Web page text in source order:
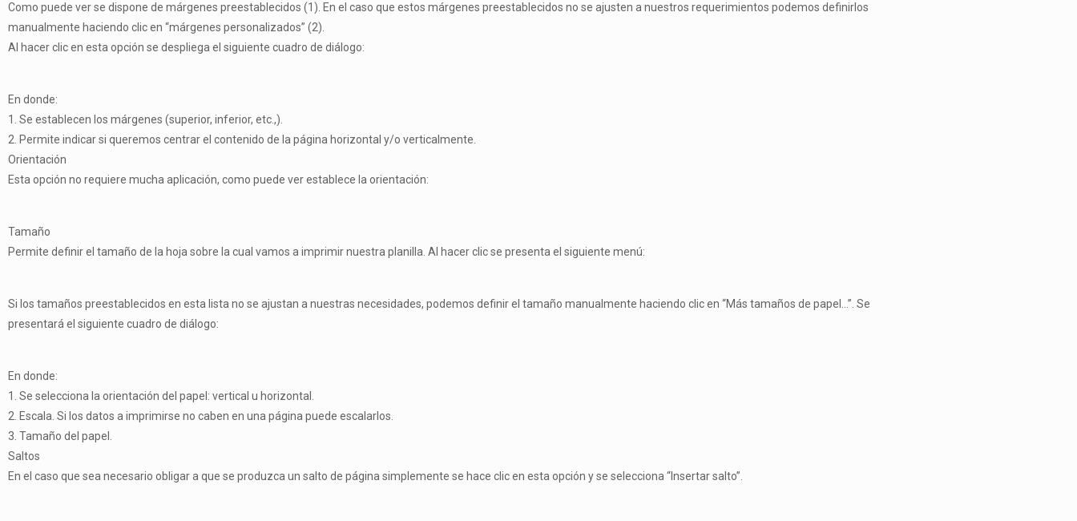
Como puede ver se dispone de márgenes preestablecidos (1). En el caso que estos márgenes preestablecidos no se ajusten a nuestros requerimientos podemos definirlos
manualmente haciendo clic en “márgenes personalizados” (2).
Al hacer clic en esta opción se despliega el siguiente cuadro de diálogo:
En donde:
1. Se establecen los márgenes (superior, inferior, etc.,).
2. Permite indicar si queremos centrar el contenido de la página horizontal y/o verticalmente.
Orientación
Esta opción no requiere mucha aplicación, como puede ver establece la orientación:
Tamaño
Permite definir el tamaño de la hoja sobre la cual vamos a imprimir nuestra planilla. Al hacer clic se presenta el siguiente menú:
Si los tamaños preestablecidos en esta lista no se ajustan a nuestras necesidades, podemos definir el tamaño manualmente haciendo clic en “Más tamaños de papel…”. Se
presentará el siguiente cuadro de diálogo:
En donde:
1. Se selecciona la orientación del papel: vertical u horizontal.
2. Escala. Si los datos a imprimirse no caben en una página puede escalarlos.
3. Tamaño del papel.
Saltos
En el caso que sea necesario obligar a que se produzca un salto de página simplemente se hace clic en esta opción y se selecciona “Insertar salto”.